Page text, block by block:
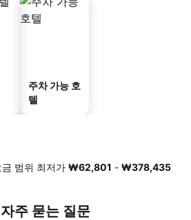
주차 가능 호
텔
금 범위 최저가 ‎₩62,801 - ‎₩378,435
주 묻는 질문